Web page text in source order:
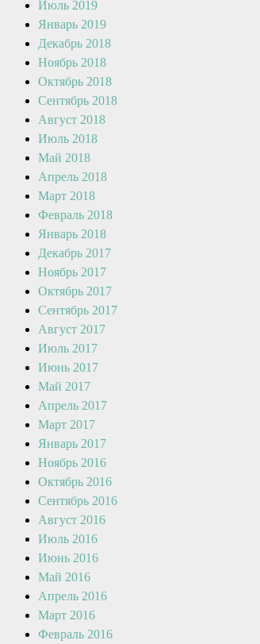
Июль 2019
Январь 2019
Декабрь 2018
Ноябрь 2018
Октябрь 2018
Сентябрь 2018
Август 2018
Июль 2018
Май 2018
Апрель 2018
Март 2018
Февраль 2018
Январь 2018
Декабрь 2017
Ноябрь 2017
Октябрь 2017
Сентябрь 2017
Август 2017
Июль 2017
Июнь 2017
Май 2017
Апрель 2017
Март 2017
Январь 2017
Ноябрь 2016
Октябрь 2016
Сентябрь 2016
Август 2016
Июль 2016
Июнь 2016
Май 2016
Апрель 2016
Март 2016
Февраль 2016